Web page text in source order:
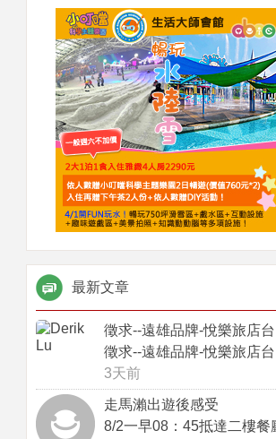
最新文章
3天前
走馬瀨出遊後感受